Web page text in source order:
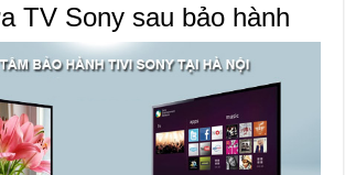
TV Sony sau bảo hành